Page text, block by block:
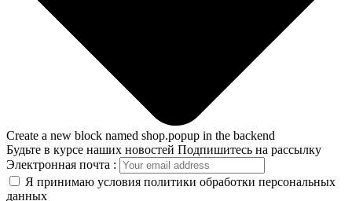
Create a new block named shop.popup in the backend
Будьте в курсе наших новостей Подпишитесь на рассылку
Электронная почта :
Я принимаю условия политики обработки персональных
данных